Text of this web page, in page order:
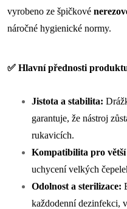
vyrobeno ze špičkové
náročné hygienické normy.
✅ Hlavní přednosti
Jistota a stabilita:
garantuje, že nástroj
rukavicích.
Kompatibilita pro větší
uchycení velkých
Odolnost a sterilizace:
každodenní dezinfekci,